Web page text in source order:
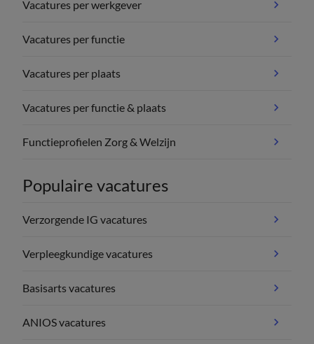
Vacatures per werkgever
Vacatures per functie
Vacatures per plaats
Vacatures per functie & plaats
Functieprofielen Zorg & Welzijn
Populaire vacatures
Verzorgende IG vacatures
Verpleegkundige vacatures
Basisarts vacatures
ANIOS vacatures